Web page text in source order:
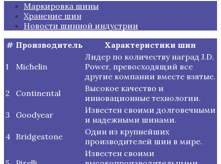
Маркировка шины
Хранение шин
Новости шинной индустрии
# Производитель Характеристики шин
1 Michelin
Лидер по количеству наград J.D.
Power, превосходящий все
другие компании вместе взятые.
2
Continental
Высокое качество и
инновационные технологии.
3
Goodyear
Известен своими долговечными
и надежными шинами.
4 Bridgestone
Один из крупнейших
производителей шин в мире.
Известен своими